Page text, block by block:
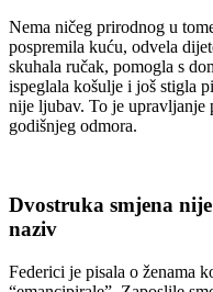
Nema ničeg prirodnog u
pospremila kuću, odvela
skuhala ručak, pomogla s
ispeglala košulje i još stigla
nije ljubav. To je upravljanje
godišnjeg odmora.
Dvostruka smjena
naziv
Federici je pisala o ženama